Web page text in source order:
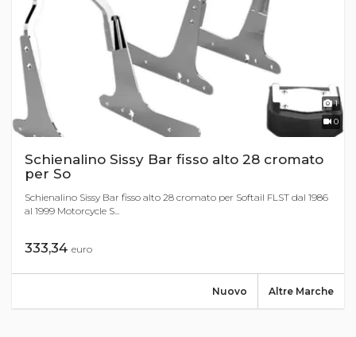
1
0
Schienalino Sissy Bar fisso alto 28 cromato
per So
Schienalino Sissy Bar fisso alto 28 cromato per Softail FLST dal 1986
al 1999 Motorcycle S...
333,34 euro
Altre Marche
Nuovo